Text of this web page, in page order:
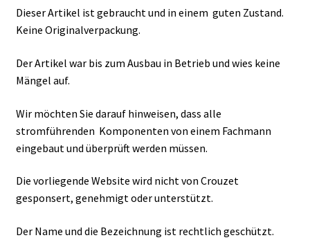
Dieser Artikel ist gebraucht und in einem guten Zustand.
Keine Originalverpackung.
Der Artikel war bis zum Ausbau in Betrieb und wies keine
Mängel auf.
Wir möchten Sie darauf hinweisen, dass alle
stromführenden Komponenten von einem Fachmann
eingebaut und überprüft werden müssen.
Die vorliegende Website wird nicht von Crouzet
gesponsert, genehmigt oder unterstützt.
Der Name und die Bezeichnung ist rechtlich geschützt.